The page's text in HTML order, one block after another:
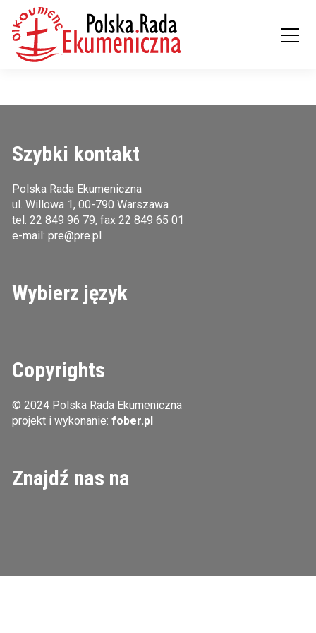
Szybki kontakt
Polska Rada Ekumeniczna
ul. Willowa 1, 00-790 Warszawa
tel. 22 849 96 79, fax 22 849 65 01
e-mail: pre@pre.pl
Wybierz język
Copyrights
© 2024 Polska Rada Ekumeniczna
projekt i wykonanie: fober.pl
Znajdź nas na